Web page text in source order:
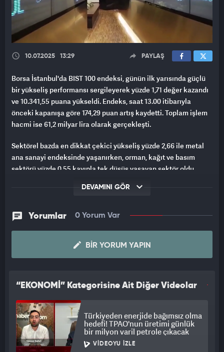
10.07.2025 13:29 PAYLAŞ
Borsa İstanbul'da BIST 100 endeksi, günün ilk yarısında güçlü
bir yükseliş performansı sergileyerek yüzde 1,71 değer kazandı
ve 10.341,55 puana yükseldi. Endeks, saat 13.00 itibarıyla
önceki kapanışa göre 174,29 puan artış kaydetti. Toplam işlem
hacmi ise 61,2 milyar lira olarak gerçekleşti.
Sektörel bazda en dikkat çekici yükseliş yüzde 2,66 ile metal
ana sanayi endeksinde yaşanırken, orman, kağıt ve basım
sektörü yüzde 0,55 kayıpla tek düşüş yaşayan sektör oldu.
oranında değer kazandı.DEVAMINI GÖR
Yorumlar 0 Yorum Var
BIR YORUM YAPIN
“EKONOMİ” Kategorisine Ait Diğer Videolar
Türkiyeden enerjide bağımsız olma
hedefi! TPAO'nun üretimi günlük
bir milyon varil petrole çıkacak
VIDEOYU İZLE